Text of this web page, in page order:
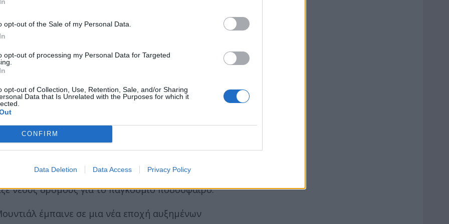
opt-out of the Sale of my Personal Data.
opt-out of processing my Personal Data for Targeted
opt-out of Collection, Use, Retention, Sale, and/or Sharing
Data that Is Unrelated with the Purposes for which it
CONFIRM
Data Deletion Data Access Privacy Policy
το συνολικό κόστος των διοργανώσεων παρουσιάζει
δολάρια έως και 220 δισεκατομμύρια. Οι
πλήρη εικόνα, καθώς πίσω τους βρίσκονται
και πολιτικές επιλογές.
και το κόστος της πρωτοπορίας
αποτέλεσε ιστορικό ορόσημο, καθώς ήταν το
το πρώτο με δύο διοργανώτριες χώρες. Οι ανάγκες
σε νέα γήπεδα, τεχνολογικές
ενημέρωσης και αναβαθμίσεις των μεταφορικών
στα 7 δισεκατομμύρια δολάρια, αντανακλώντας
νέους δρόμους για το παγκόσμιο ποδόσφαιρο.
έμπαινε σε μια νέα εποχή αυξημένων